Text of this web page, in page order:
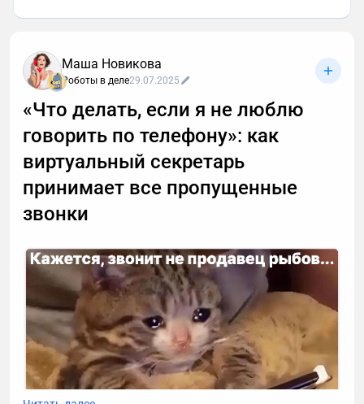
Маша Новикова
Роботы в деле29.07.2025
«Что делать, если я не люблю
говорить по телефону»: как
виртуальный секретарь
принимает все пропущенные
звонки